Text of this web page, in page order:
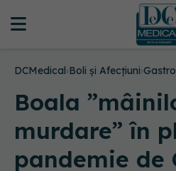
DCMedical›Boli și Afecțiuni›
Boala
murdare” în
pandemie de